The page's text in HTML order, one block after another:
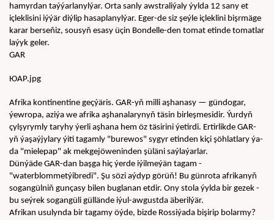
hamyrdan taýýarlanylýar. Orta sanly awstraliýaly ýylda 12 sany et
içleklisini iýýär diýlip hasaplanylýar. Eger-de siz şeýle içleklini bişrmäge
karar berseňiz, sousyň esasy üçin Bondelle-den tomat etinde tomatlar
laýyk geler.
GAR
ЮАР.jpg
Afrika kontinentine geçýäris. GAR-yň milli aşhanasy — gündogar,
ýewropa, aziýa we afrika aşhanalarynyň täsin birleşmesidir. Ýurdyň
çylşyrymly taryhy ýerli aşhana hem öz täsirini ýetirdi. Ertirlikde GAR-
yň ýaşaýjylary ýiti tagamly "burewos" sygyr etinden kiçi şöhlatlary ýa-
da "mielepap" ak mekgejöweninden şüläni saýlaýarlar.
Dünýäde GAR-dan başga hiç ýerde iýilmeýän tagam -
"waterblommetýibredi". Şu sözi aýdyp görüň! Bu günrota afrikanyň
sogangülniň gunçasy bilen buglanan etdir. Ony stola ýylda bir gezek -
bu seýrek sogangüli güllände iýul-awgustda äberilýär.
Afrikan usulynda bir tagamy öýde, bizde Rossiýada bişirip bolarmy?